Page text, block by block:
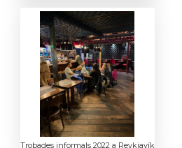
Trobades informals 2022 a Reykjavík